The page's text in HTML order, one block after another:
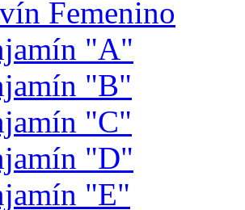
Femenino
"A"
"B"
"C"
"D"
"E"